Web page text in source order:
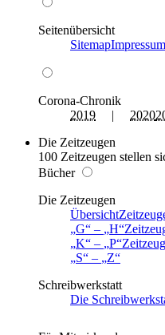
Seitenübersicht
SitemapImpressum
Corona-Chronik
2019 | 2020
Die Zeitzeugen
100 Zeitzeugen stellen
Bücher
Die Zeitzeugen
Übersicht
G
– H
K
– P
S
–
Z
Schreibwerkstatt
Die